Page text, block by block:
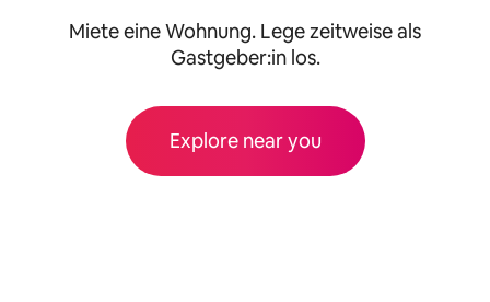
Miete eine Wohnung. Lege zeitweise als
Gastgeber:in los.
Explore near you